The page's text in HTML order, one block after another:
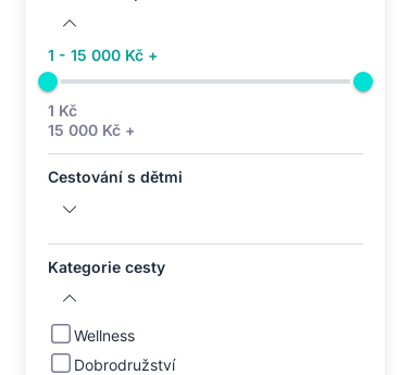
1 - 15 000 Kč +
1 Kč
15 000 Kč +
Cestování s dětmi
Kategorie cesty
Wellness
Dobrodružství